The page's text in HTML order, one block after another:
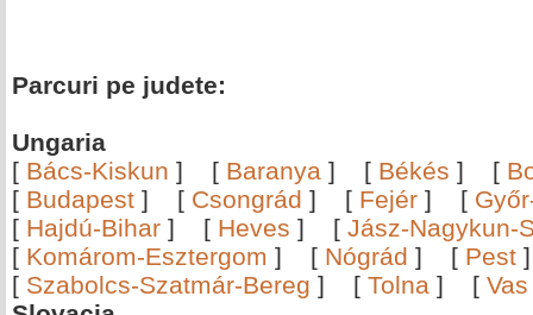
Parcuri pe judete:
Ungaria
[ Bács-Kiskun ] [ Baranya ] [ Békés ] [
[ Budapest ] [ Csongrád ] [ Fejér ] [
[ Hajdú-Bihar ] [ Heves ] [ Jász-Nagykun-
[ Komárom-Esztergom ] [ Nógrád ] [ Pest
[ Szabolcs-Szatmár-Bereg ] [ Tolna ] [ Vas